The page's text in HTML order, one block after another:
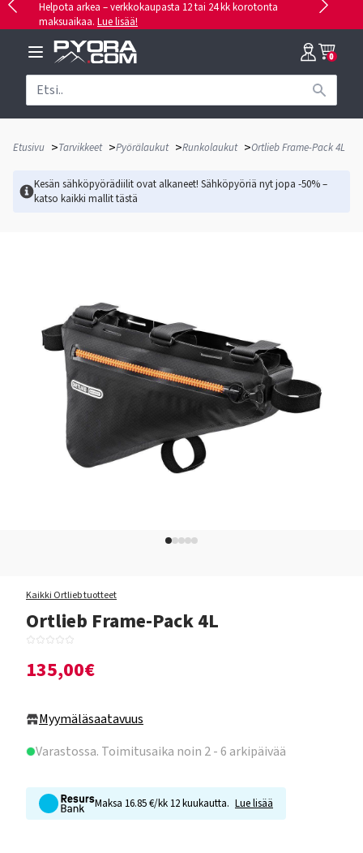
Helpota arkea – verkkokaupasta 12 tai 24 kk korotonta
maksuaikaa. Lue lisää!
0
Etusivu >Tarvikkeet >Pyörälaukut >Runkolaukut >Ortlieb Frame-Pack 4L
Kesän sähköpyörädiilit ovat alkaneet! Sähköpyöriä nyt jopa -50% –
katso kaikki mallittästä
Kaikki Ortlieb tuotteet
Ortlieb Frame-Pack 4L
135,00€
Myymäläsaatavuus
Varastossa. Toimitusaika noin 2 - 6 arkipäivää
Maksa 16.85 €/kk 12 kuukautta. Lue lisää